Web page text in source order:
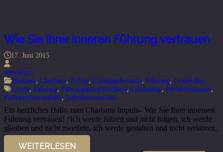
Wie Sie Ihrer inneren Führung vertrauen
17. Juni 2015
antjethiers
Business, Charisma, Erfolg, Erfolgsgeheimnis, Führung, Leadership
Erfolg, Führung, Führungspersönlichkeit, Leadership, Perfektionismus,
Perfektionismusfalle, Selbstbewusstsein
Ein herzliches Hallo zum Charisma Impuls– Wie Sie Ihrer innernen
Führung vertrauen! “Ich werde führen und nicht folgen, ich werde
glauben und nicht zweifeln, ich werde gestalten und nicht zerstören,
…
WEITERLESEN